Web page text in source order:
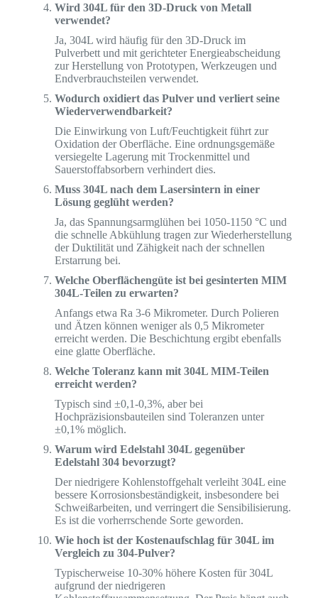
Wird 304L für den 3D-Druck von Metall
verwendet?
Ja, 304L wird häufig für den 3D-Druck im
Pulverbett und mit gerichteter Energieabscheidung
zur Herstellung von Prototypen, Werkzeugen und
Endverbrauchsteilen verwendet.
Wodurch oxidiert das Pulver und verliert seine
Wiederverwendbarkeit?
Die Einwirkung von Luft/Feuchtigkeit führt zur
Oxidation der Oberfläche. Eine ordnungsgemäße
versiegelte Lagerung mit Trockenmittel und
Sauerstoffabsorbern verhindert dies.
Muss 304L nach dem Lasersintern in einer
Lösung geglüht werden?
Ja, das Spannungsarmglühen bei 1050-1150 °C und
die schnelle Abkühlung tragen zur Wiederherstellung
der Duktilität und Zähigkeit nach der schnellen
Erstarrung bei.
Welche Oberflächengüte ist bei gesinterten MIM
304L-Teilen zu erwarten?
Anfangs etwa Ra 3-6 Mikrometer. Durch Polieren
und Ätzen können weniger als 0,5 Mikrometer
erreicht werden. Die Beschichtung ergibt ebenfalls
eine glatte Oberfläche.
Welche Toleranz kann mit 304L MIM-Teilen
erreicht werden?
Typisch sind ±0,1-0,3%, aber bei
Hochpräzisionsbauteilen sind Toleranzen unter
±0,1% möglich.
Warum wird Edelstahl 304L gegenüber
Edelstahl 304 bevorzugt?
Der niedrigere Kohlenstoffgehalt verleiht 304L eine
bessere Korrosionsbeständigkeit, insbesondere bei
Schweißarbeiten, und verringert die Sensibilisierung.
Es ist die vorherrschende Sorte geworden.
Wie hoch ist der Kostenaufschlag für 304L im
Vergleich zu 304-Pulver?
Typischerweise 10-30% höhere Kosten für 304L
aufgrund der niedrigeren